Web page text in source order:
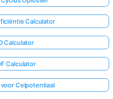
Calculator
Calculator
Calculator
Celpotentiaal